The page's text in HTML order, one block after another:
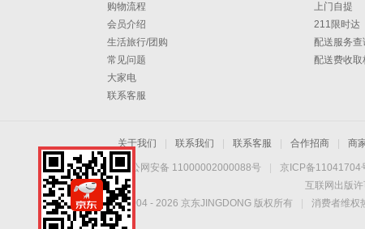
购物流程
会员介绍
生活旅行/团购
常见问题
大家电
联系客服
上门自提
211限时达
配送服务查
配送费收取
关于我们 联系我们 联系客服 合作招商 商
京公网安备 11000002000088号 京ICP备11041704
互联网出版
Copyright © 2004 - 2026 京东JINGDONG 版权所有 消费者维权